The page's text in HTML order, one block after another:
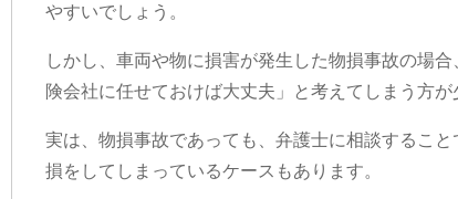
やすいでしょう。
しかし、車両や物に損害が発生した物損事故の場
険会社に任せておけば大丈夫」と考えてしまう方
実は、物損事故であっても、弁護士に相談するこ
損をしてしまっているケースもあります。